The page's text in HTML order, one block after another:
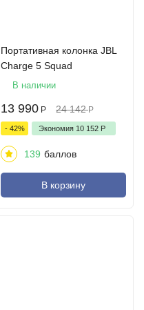
Портативная колонка JBL
Charge 5 Squad
В наличии
13 990 Р 24 142 Р
- 42% Экономия 10 152 Р
139 баллов
В корзину